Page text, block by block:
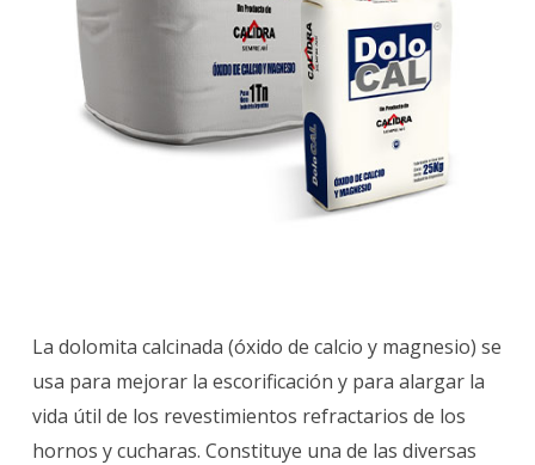
La dolomita calcinada (óxido de calcio y magnesio) se
usa para mejorar la escorificación y para alargar la
vida útil de los revestimientos refractarios de los
hornos y cucharas. Constituye una de las diversas